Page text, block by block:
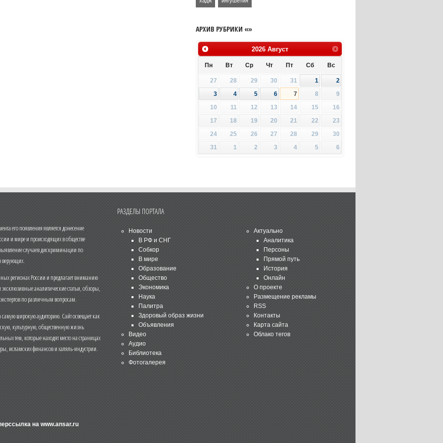
АРХИВ РУБРИКИ «»
2026 Август
Пн Вт Ср Чт Пт Сб Вс
27 28 29 30 31 1
2
3
4 5 6 7 8
9
10
11 12 13 14 15
16
17
18 19 20 21 22
23
24
25 26 27 28 29
30
31
1 2 3 4 5 6
его появления является донесение
и мире и происходящих в обществе
случаев дискриминации по
регионах России и предлагает вниманию
аналитические статьи, обзоры,
по различным вопросам.
широкую аудиторию. Сайт освещает как
культурную, общественную жизнь
тем, которые находят место на страницах
исламских финансов и халяль-индустрии.
на www.ansar.ru
РАЗДЕЛЫ ПОРТАЛА
Новости
В РФ и СНГ
Собкор
В мире
Образование
Общество
Экономика
Наука
Палитра
Здоровый образ жизни
Объявления
Видео
Аудио
Библиотека
Фотогалерея
Актуально
Аналитика
Персоны
Прямой путь
История
Онлайн
О проекте
Размещение рекламы
RSS
Контакты
Карта сайта
Облако тегов